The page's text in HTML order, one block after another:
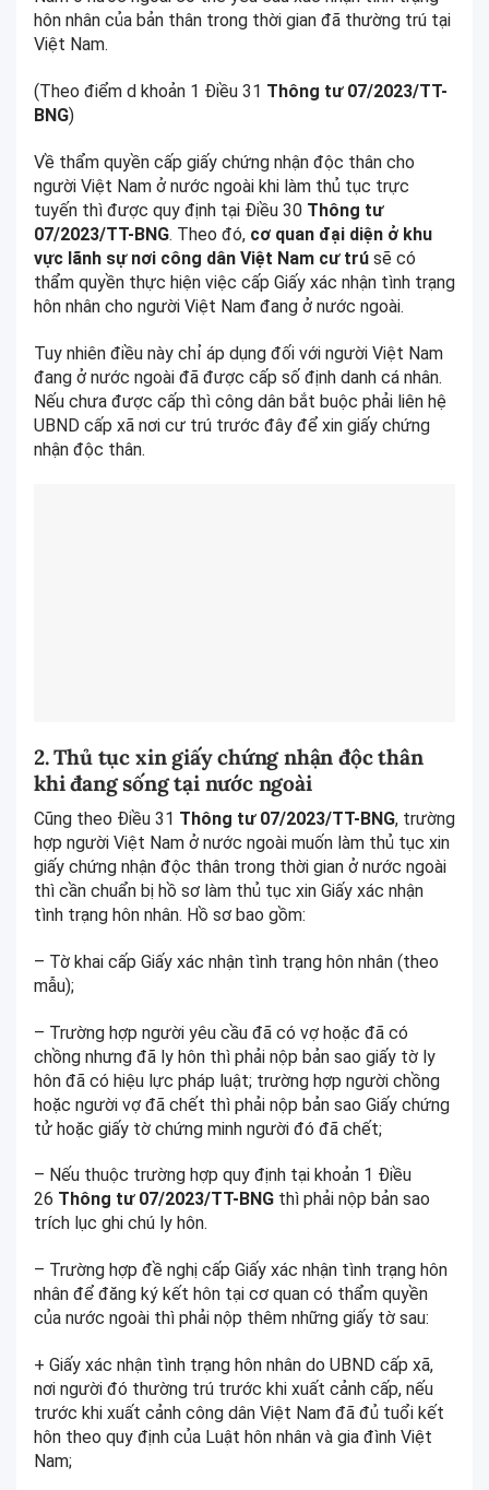
hôn nhân của bản thân trong thời gian đã thường trú tại
Việt Nam.
(Theo điểm d khoản 1 Điều 31 Thông tư 07/2023/TT-
BNG)
Về thẩm quyền cấp giấy chứng nhận độc thân cho
người Việt Nam ở nước ngoài khi làm thủ tục trực
tuyến thì được quy định tại Điều 30 Thông tư
07/2023/TT-BNG. Theo đó, cơ quan đại diện ở khu
vực lãnh sự nơi công dân Việt Nam cư trú sẽ có
thẩm quyền thực hiện việc cấp Giấy xác nhận tình trạng
hôn nhân cho người Việt Nam đang ở nước ngoài.
Tuy nhiên điều này chỉ áp dụng đối với người Việt Nam
đang ở nước ngoài đã được cấp số định danh cá nhân.
Nếu chưa được cấp thì công dân bắt buộc phải liên hệ
UBND cấp xã nơi cư trú trước đây để xin giấy chứng
nhận độc thân.
2. Thủ tục xin giấy chứng nhận độc thân
khi đang sống tại nước ngoài
Cũng theo Điều 31 Thông tư 07/2023/TT-BNG, trường
hợp người Việt Nam ở nước ngoài muốn làm thủ tục xin
giấy chứng nhận độc thân trong thời gian ở nước ngoài
thì cần chuẩn bị hồ sơ làm thủ tục xin Giấy xác nhận
tình trạng hôn nhân. Hồ sơ bao gồm:
– Tờ khai cấp Giấy xác nhận tình trạng hôn nhân (theo
mẫu);
– Trường hợp người yêu cầu đã có vợ hoặc đã có
chồng nhưng đã ly hôn thì phải nộp bản sao giấy tờ ly
hôn đã có hiệu lực pháp luật; trường hợp người chồng
hoặc người vợ đã chết thì phải nộp bản sao Giấy chứng
tử hoặc giấy tờ chứng minh người đó đã chết;
– Nếu thuộc trường hợp quy định tại khoản 1 Điều
26 Thông tư 07/2023/TT-BNG thì phải nộp bản sao
trích lục ghi chú ly hôn.
– Trường hợp đề nghị cấp Giấy xác nhận tình trạng hôn
nhân để đăng ký kết hôn tại cơ quan có thẩm quyền
của nước ngoài thì phải nộp thêm những giấy tờ sau:
+ Giấy xác nhận tình trạng hôn nhân do UBND cấp xã,
nơi người đó thường trú trước khi xuất cảnh cấp, nếu
trước khi xuất cảnh công dân Việt Nam đã đủ tuổi kết
hôn theo quy định của Luật hôn nhân và gia đình Việt
Nam;